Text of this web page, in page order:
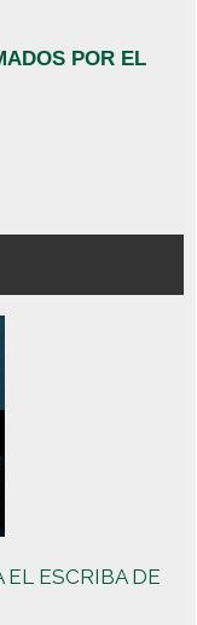
POR EL
ESCRIBA DE